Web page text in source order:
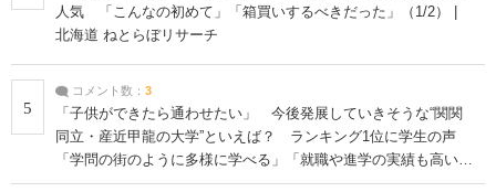
人気 「こんなの初めて」「箱買いするべきだった」（1/2） |
北海道 ねとらぼリサーチ
5
コメント数： 3
「子供ができたら通わせたい」 今後発展していきそうな“関関
同立・産近甲龍の大学”といえば？ ランキング1位に学生の声
「学問の街のように多様に学べる」「就職や進学の実績も高い」
| 大学 ねとらぼリサーチ